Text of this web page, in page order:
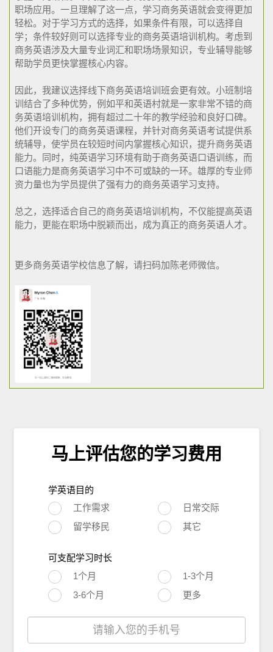
职场应用。一旦理解了这一点，学习商务英语就会变得更加
轻松。对于学习方式的选择，如果条件有限，可以选择自
学；条件较好则可以选择专业的商务英语培训机构。考虑到
商务英语涉及大量专业词汇和职场场景知识，专业辅导能够
帮助学员更快掌握核心内容。
因此，我建议选择线下商务英语培训班会更有效。小班制培
训结合了多种优势，例如平和英语村就是一家非常不错的商
务英语培训机构，拥有超过二十年的教学经验和良好口碑。
他们开设专门的商务英语课程，并针对商务英语考试提供系
统辅导，使学员在较短时间内掌握核心知识，提升商务英语
能力。同时，纯英语学习环境有助于商务英语口语训练，而
口语能力是商务英语学习中不可或缺的一环。雄厚的专业师
资力量也为学员提供了强有力的商务英语学习支持。
总之，选择适合自己的商务英语培训机构，不仅能提高英语
能力，更能在职场中脱颖而出，成为真正的商务英语人才。
更多商务英语学校信息了解，请扫码加陈老师微信。
马上评估您的学习费用
学英语目的
工作需求
日常交际
留学移民
其它
可支配学习时长
1个月
1-3个月
3-6个月
更多